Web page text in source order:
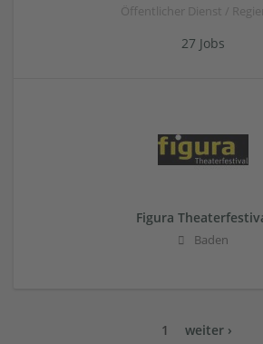
Öffentlicher Dienst /
27 Jobs
Figura
Baden
1 weiter ›